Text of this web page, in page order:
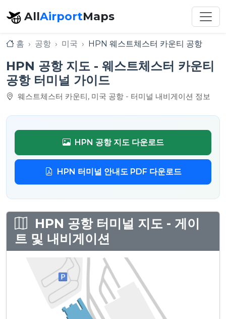
AllAirportMaps
홈 공항 미국 HPN 웨스트체스터 카운티 공항
HPN 공항 지도 - 웨스트체스터 카운티
공항 터미널 가이드
웨스트체스터 카운티, 미국 공항 - 터미널 내비게이션 정보
HPN 공항 지도 다운로드
HPN 터미널 안내도 PDF 다운로드
HPN 공항 터미널 지도 - 게이
트 및 내비게이션